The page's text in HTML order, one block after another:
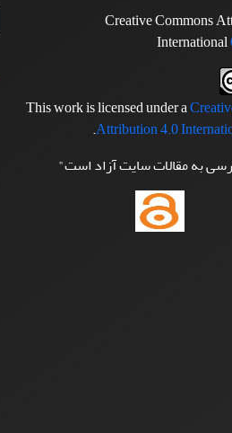
Creative Commons
International
This work is licensed under a
Attribution 4.0
.
به مقالات سایت آزاد است"